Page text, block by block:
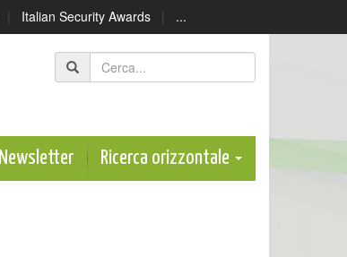
| Italian Security Awards | ...
Newsletter Ricerca orizzontale